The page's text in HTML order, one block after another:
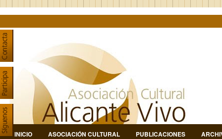
INICIO ASOCIACIÓN CULTURAL PUBLICACIONES